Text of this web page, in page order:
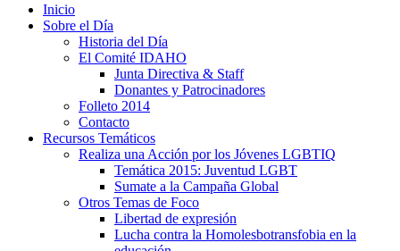
Inicio
Sobre el Día
Historia del Día
El Comité IDAHO
Junta Directiva & Staff
Donantes y Patrocinadores
Folleto 2014
Contacto
Recursos Temáticos
Realiza una Acción por los Jóvenes LGBTIQ
Temática 2015: Juventud LGBT
Sumate a la Campaña Global
Otros Temas de Foco
Libertad de expresión
Lucha contra la Homolesbotransfobia en la